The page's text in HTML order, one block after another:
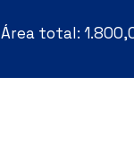
Área total: